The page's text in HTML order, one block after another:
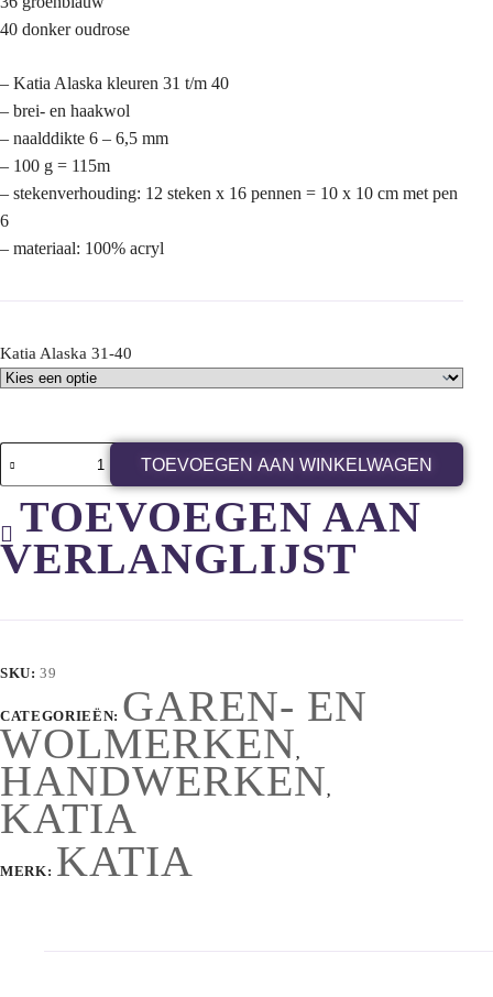
40 donker oudrose
– Katia Alaska kleuren 31 t/m 40
– brei- en haakwol
– naalddikte 6 – 6,5 mm
– 100 g = 115m
– stekenverhouding: 12 steken x 16 pennen = 10 x 10 cm met pen
6
– materiaal: 100% acryl
Katia Alaska 31-40
TOEVOEGEN AAN WINKELWAGEN
TOEVOEGEN AAN
VERLANGLIJST
SKU:39
CATEGORIEËN: GAREN- EN
WOLMERKEN,
HANDWERKEN,
KATIA
MERK: KATIA